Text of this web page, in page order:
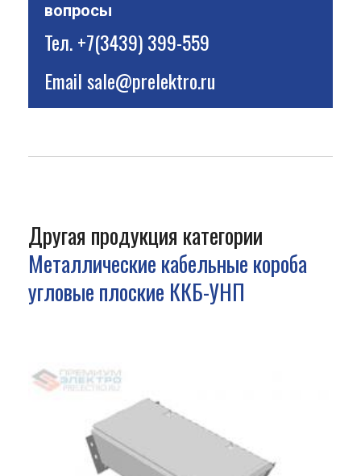
вопросы
Тел.+7(3439) 399-559
Emailsale@prelektro.ru
Другая продукция категории
Металлические кабельные короба
угловые плоские ККБ-УНП